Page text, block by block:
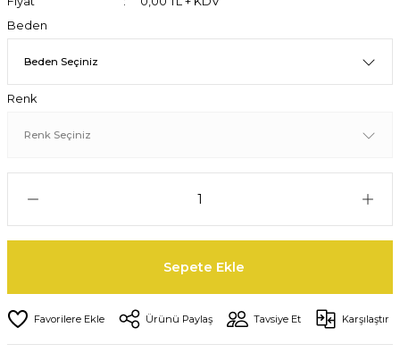
Beden
Renk
Sepete Ekle
Ürünü Paylaş Tavsiye Et Karşılaştır